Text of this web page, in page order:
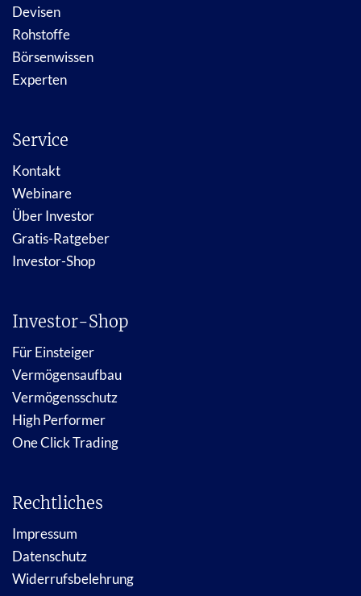
Devisen
Rohstoffe
Börsenwissen
Experten
Service
Kontakt
Webinare
Über Investor
Gratis-Ratgeber
Investor-Shop
Investor-Shop
Für Einsteiger
Vermögensaufbau
Vermögensschutz
High Performer
One Click Trading
Rechtliches
Impressum
Datenschutz
Widerrufsbelehrung